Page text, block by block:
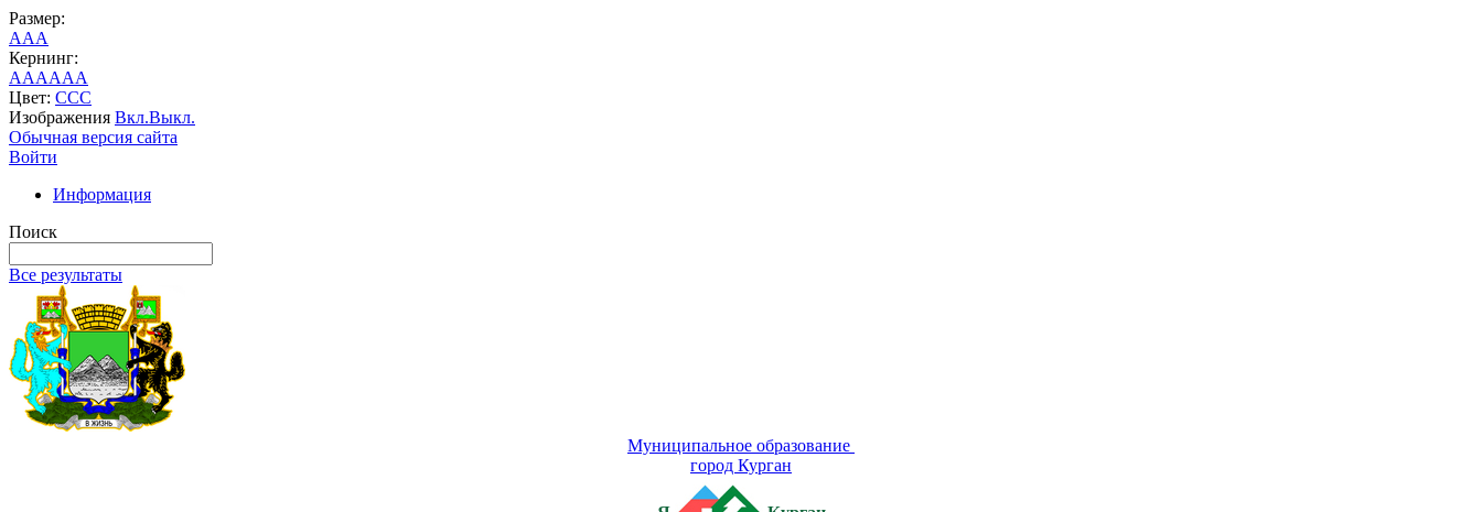
Размер:
AAA
Кернинг:
AAAAAA
Цвет: CCC
Изображения Вкл.Выкл.
Обычная версия сайта
Войти
Информация
Поиск
Все результаты
Муниципальное образование
город Курган